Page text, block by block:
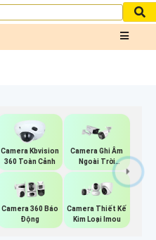
Camera Kbvision
360 Toàn Cảnh
Camera Ghi Âm
Ngoài Trời
Kbvision
Camera 360 Báo
Động
Camera Thiết Kế
Kim Loại Imou